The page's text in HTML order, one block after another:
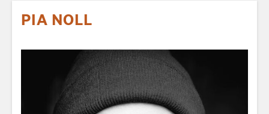
PIA NOLL